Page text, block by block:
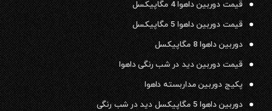
قیمت دوربین داهوا 4 مگاپیکسل
قیمت دوربین داهوا 5 مگاپیکسل
دوربین داهوا 8 مگاپیکسل
قیمت دوربین دید در شب رنگی داهوا
پکیج دوربین مداربسته داهوا
دوربین داهوا 5 مگاپیکسل دید در شب رنگی